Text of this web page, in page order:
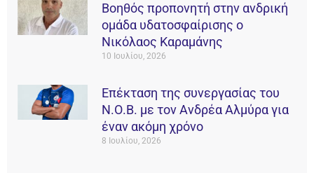
Βοηθός προπονητή στην ανδρική
ομάδα υδατοσφαίρισης ο
Νικόλαος Καραμάνης
10 Ιουλίου, 2026
Επέκταση της συνεργασίας του
Ν.Ο.Β. με τον Ανδρέα Αλμύρα για
έναν ακόμη χρόνο
8 Ιουλίου, 2026